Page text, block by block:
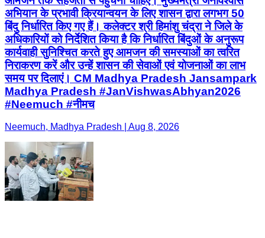
अभियान के प्रभावी क्रियान्वयन के लिए शासन द्वारा लगभग 50
बिंदु निर्धारित किए गए हैं। कलेक्टर श्री हिमांशु चंद्रा ने जिले के
अधिकारियों को निर्देशित किया है कि निर्धारित बिंदुओं के अनुरूप
कार्यवाही सुनिश्चित करते हुए आमजन की समस्याओं का त्वरित
निराकरण करें और उन्हें शासन की सेवाओं एवं योजनाओं का लाभ
समय पर दिलाएं। CM Madhya Pradesh Jansampark
Madhya Pradesh #JanVishwasAbhyan2026
#Neemuch #नीमच
Neemuch, Madhya Pradesh | Aug 8, 2026